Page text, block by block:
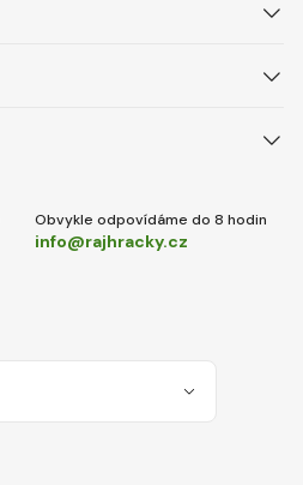
Obvykle odpovídáme do 8 hodin
info@rajhracky.cz